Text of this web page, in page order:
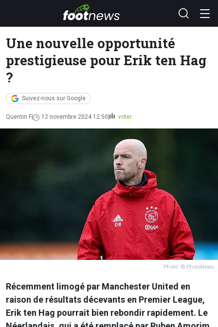
Une nouvelle opportunité
prestigieuse pour Erik ten Hag
?
Suivez-nous sur Google
Quentin F 12 novembre 2024 12:50 voter
Photo: © PhotoNews
Récemment limogé par Manchester United en
raison de résultats décevants en Premier League,
Erik ten Hag pourrait bien rebondir rapidement. Le